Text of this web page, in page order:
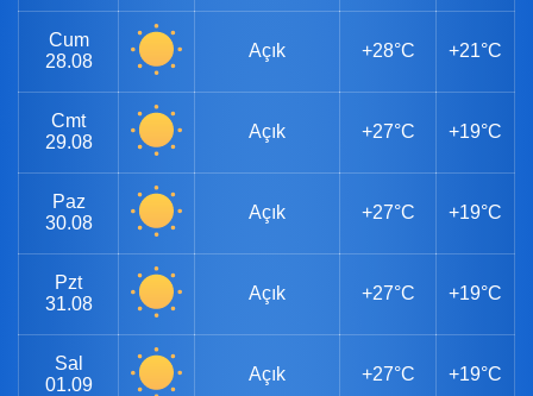
Cum
28.08
Açık +28°C +21°C
Cmt
29.08
Açık +27°C +19°C
Paz
30.08
Açık +27°C +19°C
Pzt
31.08
Açık +27°C +19°C
Sal
01.09
Açık +27°C +19°C